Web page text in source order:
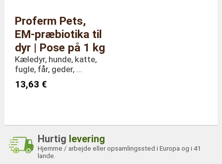
Proferm Pets,
EM-præbiotika til
dyr | Pose på 1 kg
Kæledyr, hunde, katte,
fugle, får, geder, ...
13,63 €
Hurtig levering
Hjemme / arbejde eller opsamlingssted i Europa og i 41
lande.